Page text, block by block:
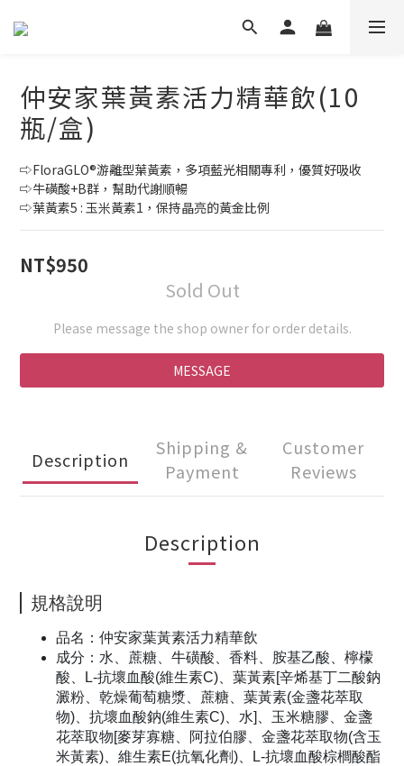
仲安家葉黃素活力精華飲(10
瓶/盒)
⇨FloraGLO®游離型葉黃素，多項藍光相關專利，優質好吸收
⇨牛磺酸+B群，幫助代謝順暢
⇨葉黃素5 : 玉米黃素1，保持晶亮的黃金比例
NT$950
Sold Out
Please message the shop owner for order details.
MESSAGE
Description
Shipping &
Payment
Customer
Reviews
Description
規格說明
品名：仲安家葉黃素活力精華飲
成分：水、蔗糖、牛磺酸、香料、胺基乙酸、檸檬
酸、L-抗壞血酸(維生素C)、葉黃素[辛烯基丁二酸鈉
澱粉、乾燥葡萄糖漿、蔗糖、葉黃素(金盞花萃取
物)、抗壞血酸鈉(維生素C)、水]、玉米糖膠、金盞
花萃取物[麥芽寡糖、阿拉伯膠、金盞花萃取物(含玉
米黃素)、維生素E(抗氧化劑)、L-抗壞血酸棕櫚酸酯